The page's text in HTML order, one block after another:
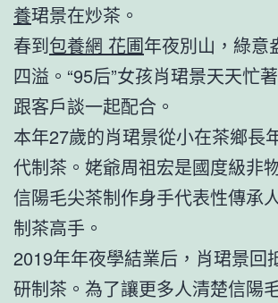
養珺景在炒茶。
春到包養網 花圃年夜別山，綠意
四溢。“95后”女孩肖珺景天天忙
跟客戶談一起配合。
本年27歲的肖珺景從小在茶鄉長
代制茶。姥爺周祖宏是國度級非
信陽毛尖茶制作身手代表性傳承
制茶高手。
2019年年夜學結業后，肖珺景回
研制茶。為了讓更多人清楚信陽